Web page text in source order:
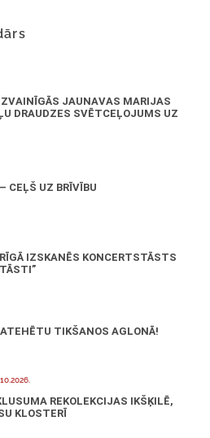
JAUNAVAS MARIJAS
DRAUDZES SVĒTCEĻOJUMS UZ
CEĻŠ UZ BRĪVĪBU
IZSKANĒS KONCERTSTĀSTS
TIKŠANOS AGLONĀ!
REKOLEKCIJAS IKŠĶILĒ,
KLOSTERĪ